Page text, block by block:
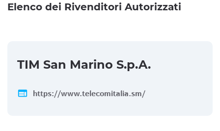
Elenco dei Rivenditori Autorizzati
TIM San Marino S.p.A.
web https://www.telecomitalia.sm/